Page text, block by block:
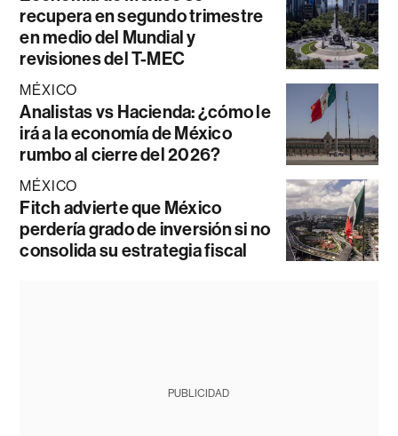
recupera en segundo trimestre
en medio del Mundial y
revisiones del T-MEC
MÉXICO
Analistas vs Hacienda: ¿cómo le
irá a la economía de México
rumbo al cierre del 2026?
MÉXICO
Fitch advierte que México
perdería grado de inversión si no
consolida su estrategia fiscal
PUBLICIDAD